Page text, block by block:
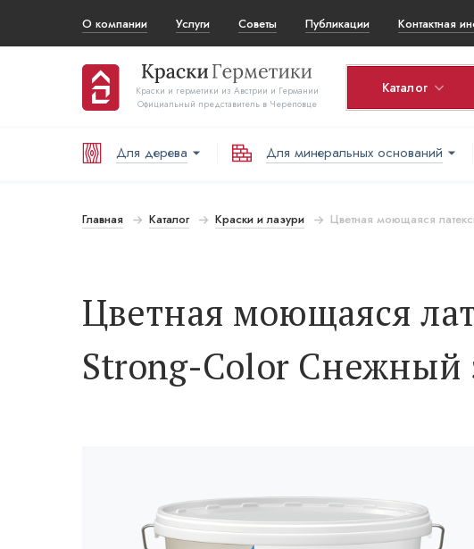
О компании Услуги Советы Публикации Контактная
Краски и герметики из Австрии и Германии
Официальный представитель в Череповце
Каталог
Корзина
Для дерева Для минеральных оснований
Главная Каталог Краски и лазури Цветная моющаяся
Цветная моющаяся
Strong-Color Снежный